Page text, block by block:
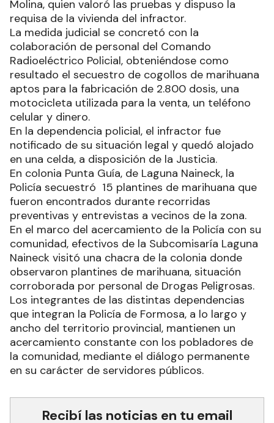
Molina, quien valoró las pruebas y dispuso la
requisa de la vivienda del infractor.
La medida judicial se concretó con la
colaboración de personal del Comando
Radioeléctrico Policial, obteniéndose como
resultado el secuestro de cogollos de marihuana
aptos para la fabricación de 2.800 dosis, una
motocicleta utilizada para la venta, un teléfono
celular y dinero.
En la dependencia policial, el infractor fue
notificado de su situación legal y quedó alojado
en una celda, a disposición de la Justicia.
En colonia Punta Guía, de Laguna Naineck, la
Policía secuestró 15 plantines de marihuana que
fueron encontrados durante recorridas
preventivas y entrevistas a vecinos de la zona.
En el marco del acercamiento de la Policía con su
comunidad, efectivos de la Subcomisaría Laguna
Naineck visitó una chacra de la colonia donde
observaron plantines de marihuana, situación
corroborada por personal de Drogas Peligrosas.
Los integrantes de las distintas dependencias
que integran la Policía de Formosa, a lo largo y
ancho del territorio provincial, mantienen un
acercamiento constante con los pobladores de
la comunidad, mediante el diálogo permanente
en su carácter de servidores públicos.
Recibí las noticias en tu email